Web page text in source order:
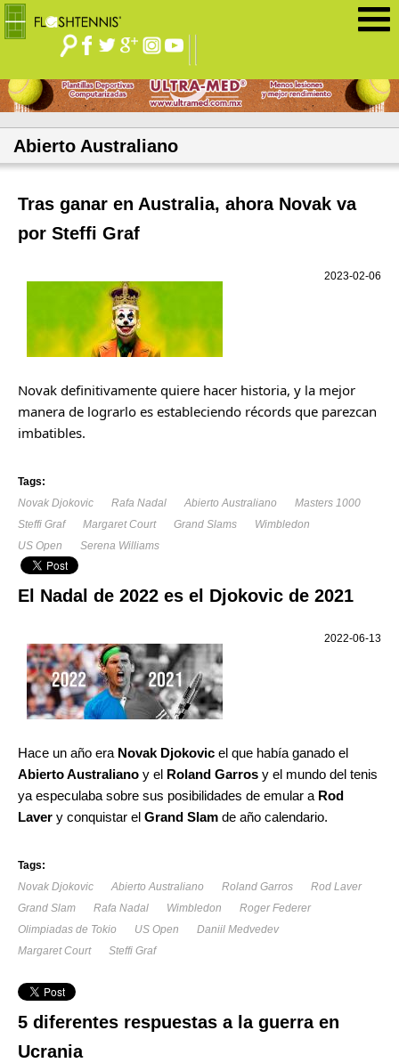
Abierto Australiano
Tras ganar en Australia, ahora Novak va
por Steffi Graf
2023-02-06
Novak definitivamente quiere hacer historia, y la mejor
manera de lograrlo es estableciendo récords que parezcan
imbatibles.
Tags:
Novak Djokovic
Rafa Nadal Abierto Australiano
Masters 1000
Steffi Graf
Margaret Court Grand Slams
Wimbledon
US Open
Serena Williams
El Nadal de 2022 es el Djokovic de 2021
2022-06-13
Hace un año era Novak Djokovic el que había ganado el
Abierto Australiano y el Roland Garros y el mundo del tenis
ya especulaba sobre sus posibilidades de emular a Rod
Laver y conquistar el Grand Slam de año calendario.
Tags:
Novak Djokovic
Abierto Australiano Roland Garros
Rod Laver
Grand Slam
Rafa Nadal Wimbledon
Roger Federer
Olimpiadas de Tokio
US Open
Daniil Medvedev
Margaret Court
Steffi Graf
5 diferentes respuestas a la guerra en
Ucrania